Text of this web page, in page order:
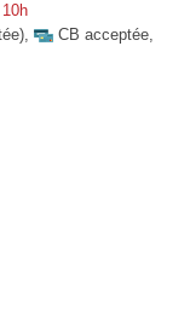
, CB acceptée,